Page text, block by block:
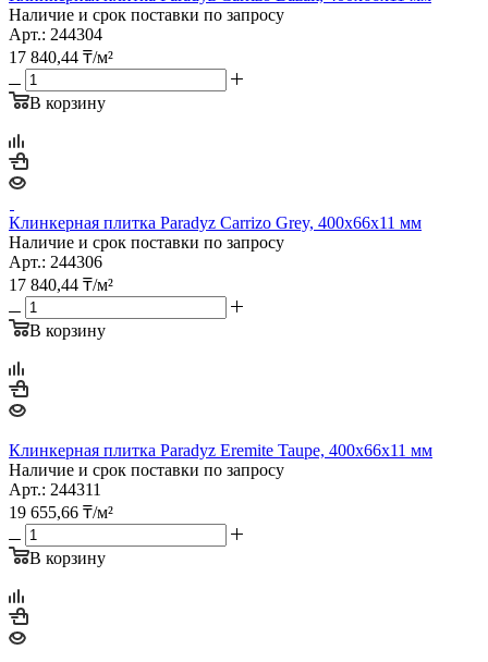
Наличие и срок поставки по запросу
Арт.: 244304
17 840,44 ₸/м²
В корзину
Клинкерная плитка Paradyz Carrizo Grey, 400х66х11 мм
Наличие и срок поставки по запросу
Арт.: 244306
17 840,44 ₸/м²
В корзину
Клинкерная плитка Paradyz Eremite Taupe, 400х66х11 мм
Наличие и срок поставки по запросу
Арт.: 244311
19 655,66 ₸/м²
В корзину